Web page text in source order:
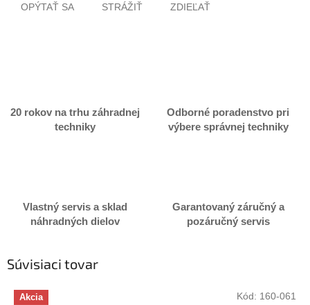
OPÝTAŤ SA STRÁŽIŤ ZDIEĽAŤ
20 rokov na trhu záhradnej
techniky
Odborné poradenstvo pri
výbere správnej techniky
Vlastný servis a sklad
náhradných dielov
Garantovaný záručný a
pozáručný servis
Súvisiaci tovar
Akcia
Kód: 160-061